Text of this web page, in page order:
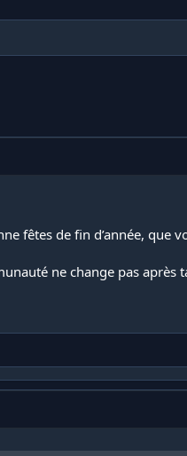
fêtes de fin d’année, que
ne change pas après